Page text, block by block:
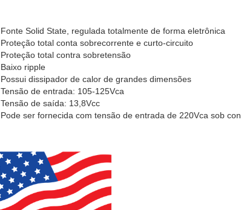
Fonte Solid State, regulada totalmente de forma eletrônica
Proteção total conta sobrecorrente e curto-circuito
Proteção total contra sobretensão
Baixo ripple
Possui dissipador de calor de grandes dimensões
Tensão de entrada: 105-125Vca
Tensão de saída: 13,8Vcc
Pode ser fornecida com tensão de entrada de 220Vca sob